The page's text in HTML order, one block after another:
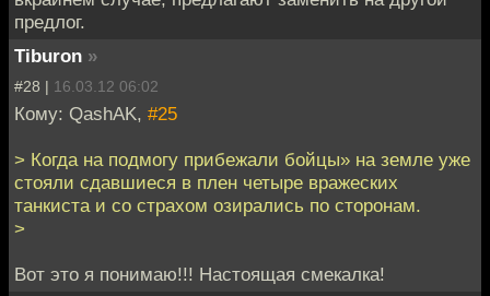
предлог.
Tiburon »
#28 | 16.03.12 06:02
Кому: QashAK, #25
> Когда на подмогу прибежали бойцы» на земле уже
стояли сдавшиеся в плен четыре вражеских
танкиста и со страхом озирались по сторонам.
>
Вот это я понимаю!!! Настоящая смекалка!